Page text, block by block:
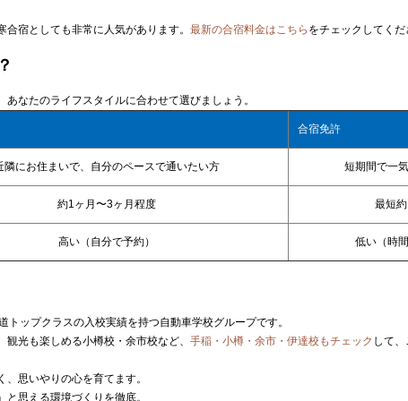
宿としても非常に人気があります。 最新の合宿料金はこちら をチェックしてくだ
なたのライフスタイルに合わせて選びましょう。
合宿免許
隣にお住まいで、自分のペースで通いたい方 短期間で一
約1ヶ月〜3ヶ月程度 最短約
高い（自分で予約） 低い（時
ップクラスの入校実績を持つ自動車学校グループです。
光も楽しめる小樽校・余市校など、 手稲・小樽・余市・伊達校もチェック して
、思いやりの心を育てます。
と思える環境づくりを徹底。